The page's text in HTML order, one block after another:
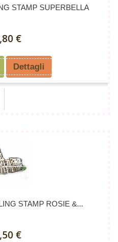
STAMP SUPERBELLA
€
Dettagli
STAMP ROSIE &...
€